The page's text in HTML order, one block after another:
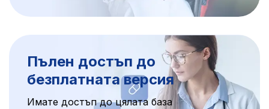
Пълен достъп до
безплатната версия
Имате достъп до цялата база